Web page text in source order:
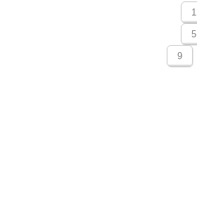
1
5
9